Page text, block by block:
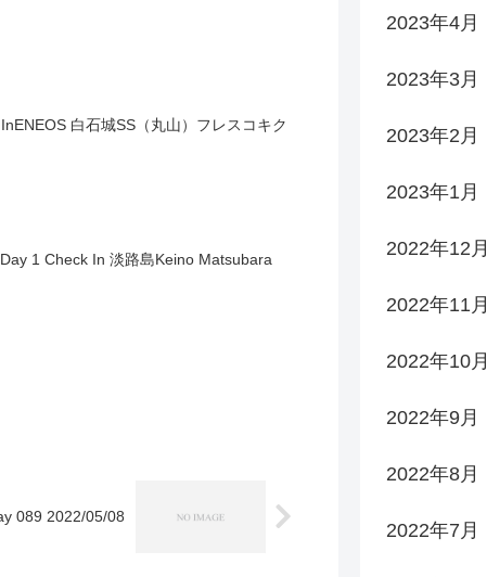
白石城SS（丸山）フレスコキク
1 Check In 淡路島Keino Matsubara
089 2022/05/08
2023年4月
2023年3月
2023年2月
2023年1月
2022年12月
2022年11月
2022年10月
2022年9月
2022年8月
2022年7月